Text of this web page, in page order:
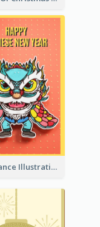
Lion Dance Illustration Photo Greeting Card